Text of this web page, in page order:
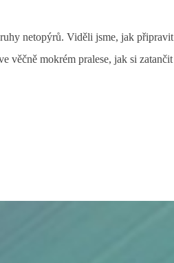
netopýrů. Viděli jsme, jak
věčně mokrém pralese, jak si